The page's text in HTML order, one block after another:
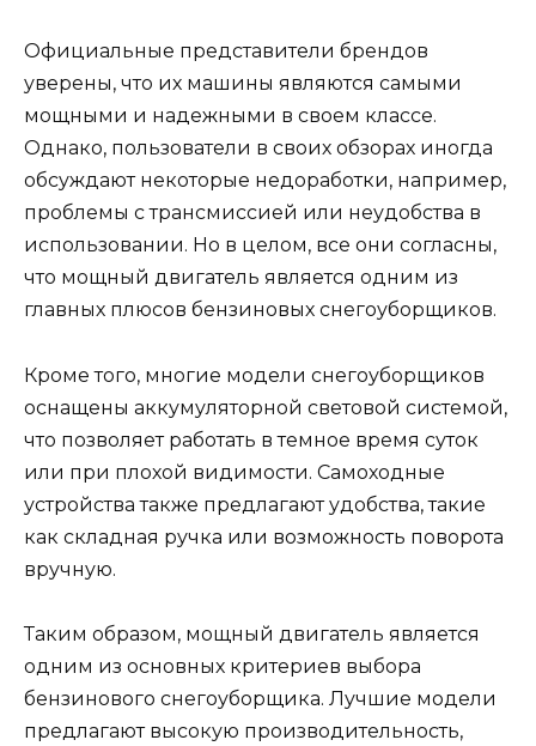
Официальные представители брендов
уверены, что их машины являются самыми
мощными и надежными в своем классе.
Однако, пользователи в своих обзорах иногда
обсуждают некоторые недоработки, например,
проблемы с трансмиссией или неудобства в
использовании. Но в целом, все они согласны,
что мощный двигатель является одним из
главных плюсов бензиновых снегоуборщиков.
Кроме того, многие модели снегоуборщиков
оснащены аккумуляторной световой системой,
что позволяет работать в темное время суток
или при плохой видимости. Самоходные
устройства также предлагают удобства, такие
как складная ручка или возможность поворота
вручную.
Таким образом, мощный двигатель является
одним из основных критериев выбора
бензинового снегоуборщика. Лучшие модели
предлагают высокую производительность,